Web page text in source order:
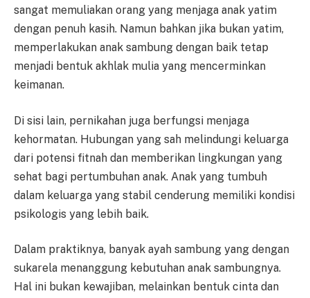
sangat memuliakan orang yang menjaga anak yatim
dengan penuh kasih. Namun bahkan jika bukan yatim,
memperlakukan anak sambung dengan baik tetap
menjadi bentuk akhlak mulia yang mencerminkan
keimanan.
Di sisi lain, pernikahan juga berfungsi menjaga
kehormatan. Hubungan yang sah melindungi keluarga
dari potensi fitnah dan memberikan lingkungan yang
sehat bagi pertumbuhan anak. Anak yang tumbuh
dalam keluarga yang stabil cenderung memiliki kondisi
psikologis yang lebih baik.
Dalam praktiknya, banyak ayah sambung yang dengan
sukarela menanggung kebutuhan anak sambungnya.
Hal ini bukan kewajiban, melainkan bentuk cinta dan